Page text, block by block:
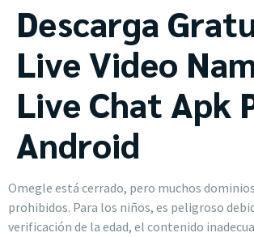
Descarga
Live Video
Live Chat Apk
Android
Omegle está cerrado, pero muchos
prohibidos. Para los niños, es peligroso
verificación de la edad, el contenido